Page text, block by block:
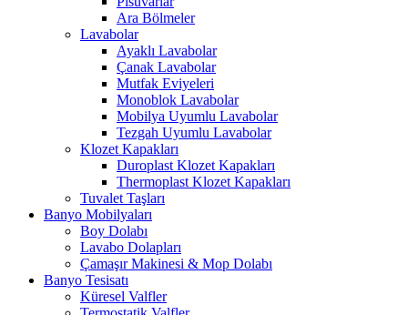
Ara Bölmeler
Lavabolar
Ayaklı Lavabolar
Çanak Lavabolar
Mutfak Eviyeleri
Monoblok Lavabolar
Mobilya Uyumlu Lavabolar
Tezgah Uyumlu Lavabolar
Klozet Kapakları
Duroplast Klozet Kapakları
Thermoplast Klozet Kapakları
Tuvalet Taşları
Banyo Mobilyaları
Boy Dolabı
Lavabo Dolapları
Çamaşır Makinesi & Mop Dolabı
Banyo Tesisatı
Küresel Valfler